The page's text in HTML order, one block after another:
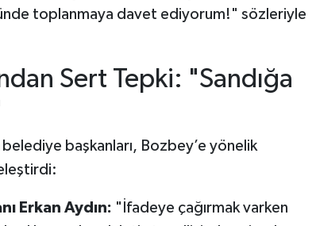
toplanmaya davet ediyorum!" sözleriyle
Sert Tepki: "Sandığa
başkanları, Bozbey’e yönelik
Erkan Aydın: "İfadeye çağırmak varken